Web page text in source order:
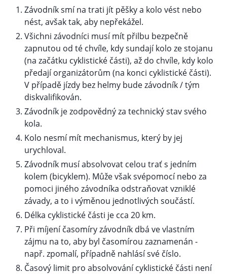
Závodník smí na trati jít pěšky a kolo vést nebo
nést, avšak tak, aby nepřekážel.
Všichni závodníci musí mít přilbu bezpečně
zapnutou od té chvíle, kdy sundají kolo ze stojanu
(na začátku cyklistické části), až do chvíle, kdy kolo
předají organizátorům (na konci cyklistické části).
V případě jízdy bez helmy bude závodník / tým
diskvalifikován.
Závodník je zodpovědný za technický stav svého
kola.
Kolo nesmí mít mechanismus, který by jej
urychloval.
Závodník musí absolvovat celou trať s jedním
kolem (bicyklem). Může však svépomocí nebo za
pomoci jiného závodníka odstraňovat vzniklé
závady, a to i výměnou jednotlivých součástí.
Délka cyklistické části je cca 20 km.
Při míjení časomíry závodník dbá ve vlastním
zájmu na to, aby byl časomírou zaznamenán -
např. zpomalí, případně nahlásí své číslo.
Časový limit pro absolvování cyklistické části není